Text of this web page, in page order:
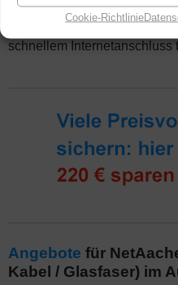
Cookie-Richtlinie
ermitteln wir gern an unserer
gern Ihre Bestellung eines
schnellem Internetanschluss
Angebote für
Kabel / Glasfaser) im